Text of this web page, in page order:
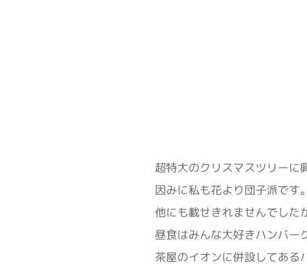
超特大のクリスマスツリーに
因みに私も花より団子派です
他にも載せきれませんでした
昼食はみんな大好きハンバー
茶屋のイオンに併設してある